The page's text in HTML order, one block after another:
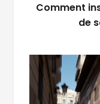
Comment
de